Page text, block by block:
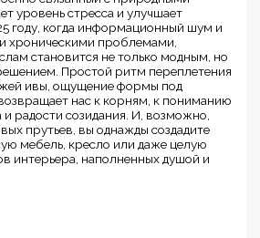
уровень стресса и улучшает
году, когда информационный шум и
хроническими проблемами,
становится не только модным, но
Простой ритм переплетения
ивы, ощущение формы под
нас к корням, к пониманию
радости созидания. И, возможно,
прутьев, вы однажды создадите
мебель, кресло или даже целую
интерьера, наполненных душой и